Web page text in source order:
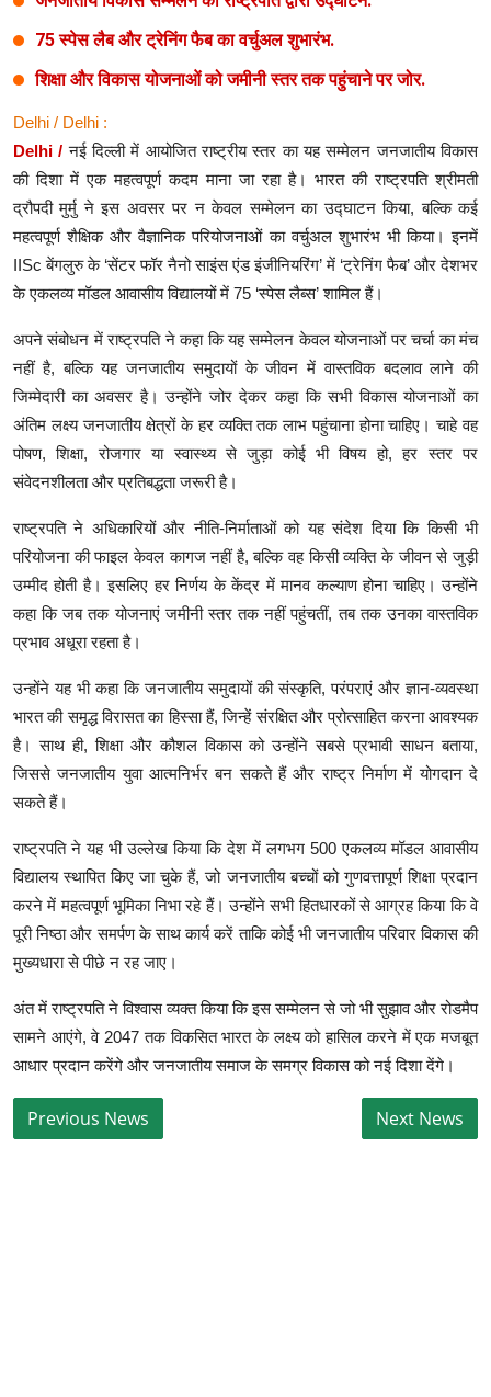
75 स्पेस लैब और ट्रेनिंग फैब का वर्चुअल शुभारंभ.
शिक्षा और विकास योजनाओं को जमीनी स्तर तक पहुंचाने पर जोर.
Delhi / Delhi :
Delhi /नई दिल्ली में आयोजित राष्ट्रीय स्तर का यह सम्मेलन जनजातीय विकास
की दिशा में एक महत्वपूर्ण कदम माना जा रहा है। भारत की राष्ट्रपति श्रीमती
द्रौपदी मुर्मु ने इस अवसर पर न केवल सम्मेलन का उद्घाटन किया, बल्कि कई
महत्वपूर्ण शैक्षिक और वैज्ञानिक परियोजनाओं का वर्चुअल शुभारंभ भी किया। इनमें
IISc बेंगलुरु के ‘सेंटर फॉर नैनो साइंस एंड इंजीनियरिंग’ में ‘ट्रेनिंग फैब’ और देशभर
के एकलव्य मॉडल आवासीय विद्यालयों में 75 ‘स्पेस लैब्स’ शामिल हैं।
अपने संबोधन में राष्ट्रपति ने कहा कि यह सम्मेलन केवल योजनाओं पर चर्चा का मंच
नहीं है, बल्कि यह जनजातीय समुदायों के जीवन में वास्तविक बदलाव लाने की
जिम्मेदारी का अवसर है। उन्होंने जोर देकर कहा कि सभी विकास योजनाओं का
अंतिम लक्ष्य जनजातीय क्षेत्रों के हर व्यक्ति तक लाभ पहुंचाना होना चाहिए। चाहे वह
पोषण, शिक्षा, रोजगार या स्वास्थ्य से जुड़ा कोई भी विषय हो, हर स्तर पर
संवेदनशीलता और प्रतिबद्धता जरूरी है।
राष्ट्रपति ने अधिकारियों और नीति-निर्माताओं को यह संदेश दिया कि किसी भी
परियोजना की फाइल केवल कागज नहीं है, बल्कि वह किसी व्यक्ति के जीवन से जुड़ी
उम्मीद होती है। इसलिए हर निर्णय के केंद्र में मानव कल्याण होना चाहिए। उन्होंने
कहा कि जब तक योजनाएं जमीनी स्तर तक नहीं पहुंचतीं, तब तक उनका वास्तविक
प्रभाव अधूरा रहता है।
उन्होंने यह भी कहा कि जनजातीय समुदायों की संस्कृति, परंपराएं और ज्ञान-व्यवस्था
भारत की समृद्ध विरासत का हिस्सा हैं, जिन्हें संरक्षित और प्रोत्साहित करना आवश्यक
है। साथ ही, शिक्षा और कौशल विकास को उन्होंने सबसे प्रभावी साधन बताया,
जिससे जनजातीय युवा आत्मनिर्भर बन सकते हैं और राष्ट्र निर्माण में योगदान दे
सकते हैं।
राष्ट्रपति ने यह भी उल्लेख किया कि देश में लगभग 500 एकलव्य मॉडल आवासीय
विद्यालय स्थापित किए जा चुके हैं, जो जनजातीय बच्चों को गुणवत्तापूर्ण शिक्षा प्रदान
करने में महत्वपूर्ण भूमिका निभा रहे हैं। उन्होंने सभी हितधारकों से आग्रह किया कि वे
पूरी निष्ठा और समर्पण के साथ कार्य करें ताकि कोई भी जनजातीय परिवार विकास की
मुख्यधारा से पीछे न रह जाए।
अंत में राष्ट्रपति ने विश्वास व्यक्त किया कि इस सम्मेलन से जो भी सुझाव और रोडमैप
सामने आएंगे, वे 2047 तक विकसित भारत के लक्ष्य को हासिल करने में एक मजबूत
आधार प्रदान करेंगे और जनजातीय समाज के समग्र विकास को नई दिशा देंगे।